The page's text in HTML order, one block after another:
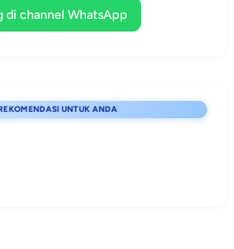
siap edit.
di channel WhatsApp
UNTUK ANDA